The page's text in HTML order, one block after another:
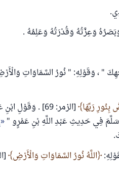
وَعِزَّتُهُ وَقُدْرَتُهُ وَعَلِمُهُ .
" ، وَقَوْلِهِ: " نُورُ السَّمَاوَاتِ
رَبِّهَا
[الزمر: 69] .
فِي حَدِيثِ عَبْدِ اللَّهِ بْنِ عَمْرٍو "
اللَّهُ نُورُ السَّمَاوَاتِ وَالْأَرْضِ